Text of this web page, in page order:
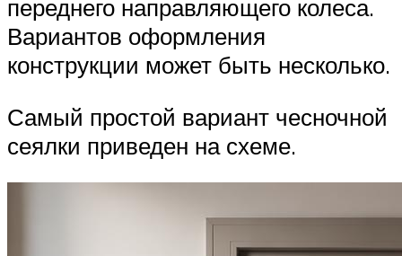
переднего направляющего колеса.
Вариантов оформления
конструкции может быть несколько.
Самый простой вариант чесночной
сеялки приведен на схеме.